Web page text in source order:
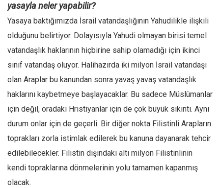
yasayla neler yapabilir?
Yasaya baktığımızda İsrail vatandaşlığının Yahudilikle ilişkili
olduğunu belirtiyor. Dolayısıyla Yahudi olmayan birisi temel
vatandaşlık haklarının hiçbirine sahip olamadığı için ikinci
sınıf vatandaş oluyor. Halihazırda iki milyon İsrail vatandaşı
olan Araplar bu kanundan sonra yavaş yavaş vatandaşlık
haklarını kaybetmeye başlayacaklar. Bu sadece Müslümanlar
için değil, oradaki Hristiyanlar için de çok büyük sıkıntı. Aynı
durum onlar için de geçerli. Bir diğer nokta Filistinli Arapların
toprakları zorla istimlak edilerek bu kanuna dayanarak tehcir
edilebilecekler. Filistin dışındaki altı milyon Filistinlinin
kendi topraklarına dönmelerinin yolu tamamen kapanmış
olacak.